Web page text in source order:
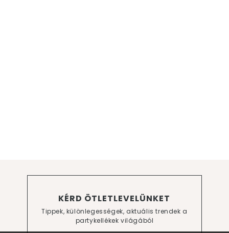
KÉRD ÖTLETLEVELÜNKET
Tippek, különlegességek, aktuális trendek a
partykellékek világából